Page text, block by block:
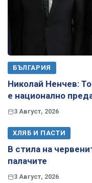
БЪЛГАРИЯ
Николай Ненчев:
е национално
3 Август, 2026
ХЛЯБ И ПАСТИ
В стила на
палачите
3 Август, 2026